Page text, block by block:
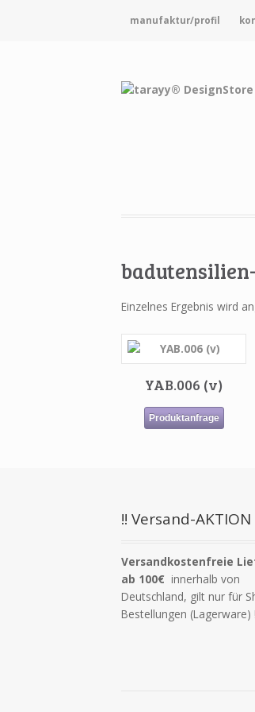
manufaktur/profil
Einzelnes Ergebnis wird
YAB.006 (v)
Produktanfrage
!! Versand-AKTION
Versandkostenfreie
ab 100€ innerhalb von
Deutschland, gilt nur für
Bestellungen (Lagerware)